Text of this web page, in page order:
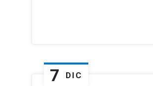
7 DIC